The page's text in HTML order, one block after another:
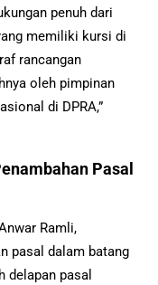
penuh dari
memiliki kursi di
rancangan
oleh pimpinan
di DPRA,”
Pasal
Ramli,
pasal dalam batang
delapan pasal